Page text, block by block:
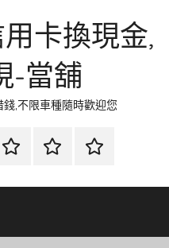
卡換現金,
-當舖
,不限車種隨時歡迎您
流
時
環
清
聯
徵